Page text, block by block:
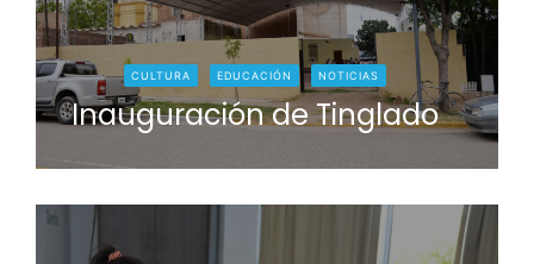
CULTURA EDUCACIÓN NOTICIAS
Inauguración de Tinglado